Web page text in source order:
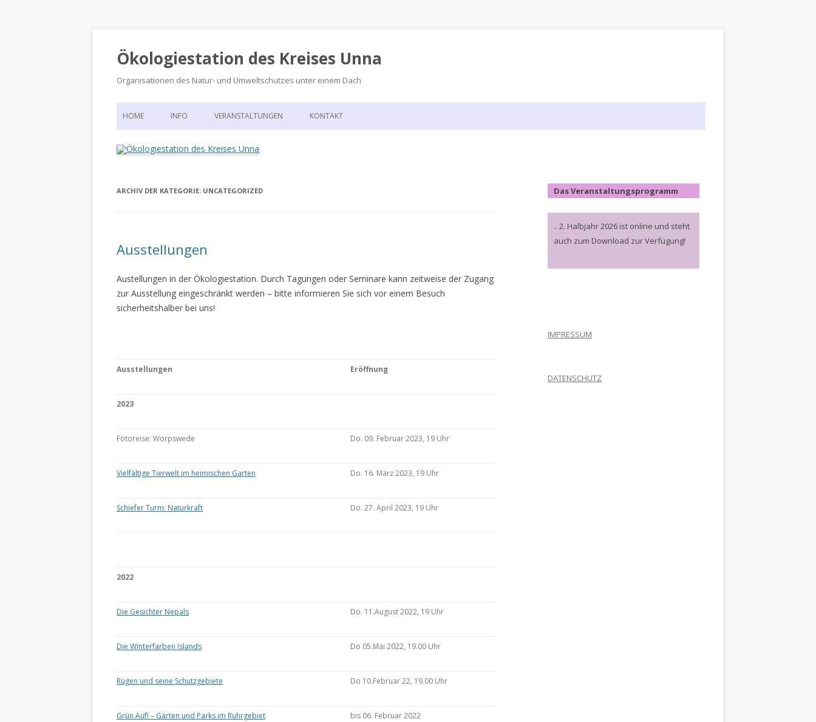
Ökologiestation des Kreises Unna
Organisationen des Natur- und Umweltschutzes unter einem Dach
Zum
HOME INFO VERANSTALTUNGEN KONTAKT
ARCHIV DER KATEGORIE: UNCATEGORIZED
Ausstellungen
Austellungen in der Ökologiestation. Durch Tagungen oder Seminare kann zeitweise der Zugang
zur Ausstellung eingeschränkt werden – bitte informieren Sie sich vor einem Besuch
sicherheitshalber bei uns!
Ausstellungen Eröffnung
2023
Fotoreise: Worpswede Do. 09. Februar 2023, 19 Uhr
Vielfältige Tierwelt im heimischen Garten Do. 16. März 2023, 19 Uhr
Schiefer Turm: Naturkraft Do. 27. April 2023, 19 Uhr
2022
Die Gesichter Nepals Do. 11.August 2022, 19 Uhr
Die Winterfarben Islands Do 05.Mai 2022, 19.00 Uhr
Rügen und seine Schutzgebiete Do 10.Februar 22, 19.00 Uhr
Grün Auf! – Gärten und Parks im Ruhrgebiet bis 06. Februar 2022
Das Veranstaltungsprogramm
.. 2. Halbjahr 2026 ist online und steht
auch zum Download zur Verfügung!
IMPRESSUM
DATENSCHUTZ